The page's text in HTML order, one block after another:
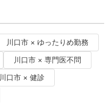
川口市 × ゆったりめ勤務
川口市 × 専門医不問
川口市 × 健診